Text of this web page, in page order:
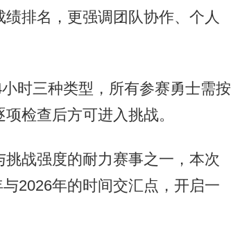
排名，更强调团队协作、个人
三种类型，所有参赛勇士需按
检查后方可进入挑战。
战强度的耐力赛事之一，本次
2026年的时间交汇点，开启一